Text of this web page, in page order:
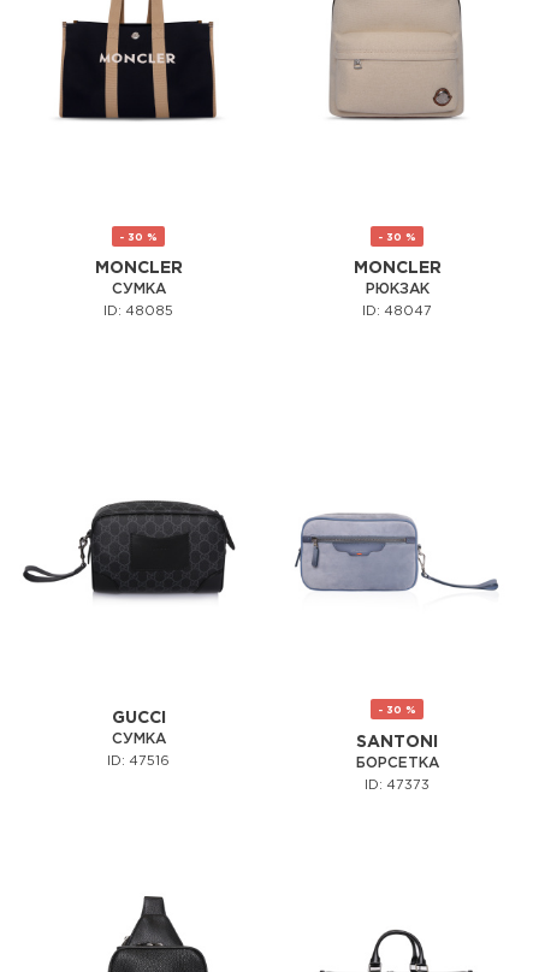
- 30 %
MONCLER
СУМКА
ID: 48085
- 30 %
MONCLER
РЮКЗАК
ID: 48047
GUCCI
СУМКА
ID: 47516
- 30 %
SANTONI
БОРСЕТКА
ID: 47373